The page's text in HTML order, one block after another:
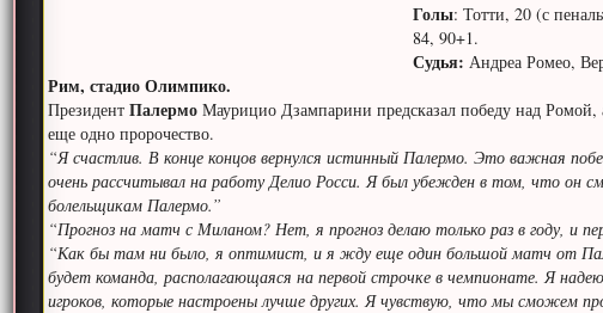
Голы: Тотти, 20 (с
84, 90+1.
Судья: Андреа Ромео,
Рим, стадио Олимпико.
ПрезидентПалермо Маурицио Дзампарини предсказал победу над
еще одно пророчество.
“Я счастлив. В конце концов вернулся истинный Палермо. Это важная
очень рассчитывал на работу Делио Росси. Я был убежден в том, что он
болельщикам Палермо.”
“Прогноз на матч с Миланом? Нет, я прогноз делаю только раз в году, и
“Как бы там ни было, я оптимист, и я жду еще один большой матч от
будет команда, располагающаяся на первой строчке в чемпионате. Я
игроков, которые настроены лучше других. Я чувствую, что мы сможем